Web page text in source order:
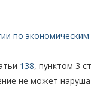
по
138, пунктом 3
не может